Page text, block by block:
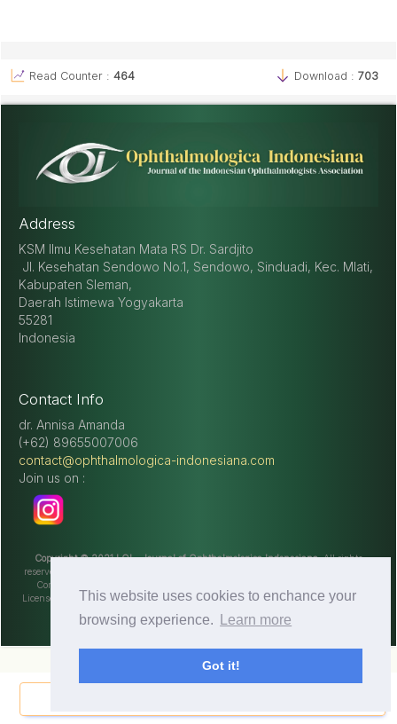
This website uses cookies to enchance your
browsing experience.
Learn more
Got it!
Read Counter : 464 Download : 703
Address
KSM Ilmu Kesehatan Mata RS Dr. Sardjito
Jl. Kesehatan Sendowo No.1, Sendowo, Sinduadi, Kec. Mlati,
Kabupaten Sleman,
Daerah Istimewa Yogyakarta
55281
Indonesia
Contact Info
dr. Annisa Amanda
(+62) 89655007006
contact@ophthalmologica-indonesiana.com
Join us on :
Copyright © 2021 I OI - Journal of Ophthalmologica Indonesiana, All rights
reserved. This is an open-access article distributed under the terms of the Creative
Commons Attribution-NonCommercial-ShareAlike 4.0 International License
Licensed under
aCreative Commons Attribution 4.0 International
License
. Site using Novelty OJS theme